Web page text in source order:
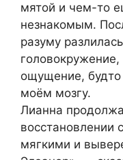
мятой и чем-то
незнакомым.
разуму
ощущение, будто
моём мозгу.
Лианна
восстановлении
мягкими и